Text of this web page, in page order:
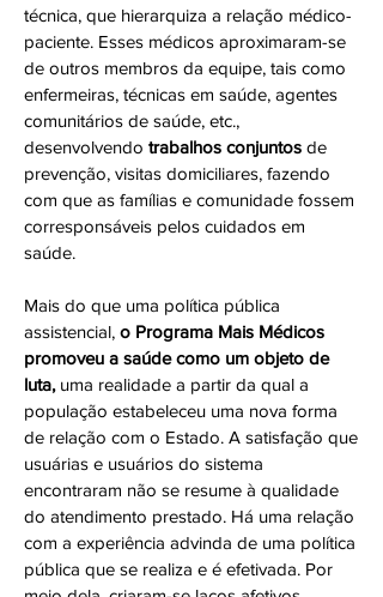
técnica, que hierarquiza a relação médico-
paciente. Esses médicos aproximaram-se
de outros membros da equipe, tais como
enfermeiras, técnicas em saúde, agentes
comunitários de saúde, etc.,
desenvolvendo trabalhos conjuntos de
prevenção, visitas domiciliares, fazendo
com que as famílias e comunidade fossem
corresponsáveis pelos cuidados em
saúde.
Mais do que uma política pública
assistencial, o Programa Mais Médicos
promoveu a saúde como um objeto de
luta, uma realidade a partir da qual a
população estabeleceu uma nova forma
de relação com o Estado. A satisfação que
usuárias e usuários do sistema
encontraram não se resume à qualidade
do atendimento prestado. Há uma relação
com a experiência advinda de uma política
pública que se realiza e é efetivada. Por